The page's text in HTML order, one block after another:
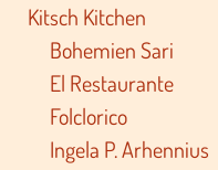
Kitsch Kitchen
Bohemien Sari
El Restaurante
Folclorico
Ingela P. Arhennius